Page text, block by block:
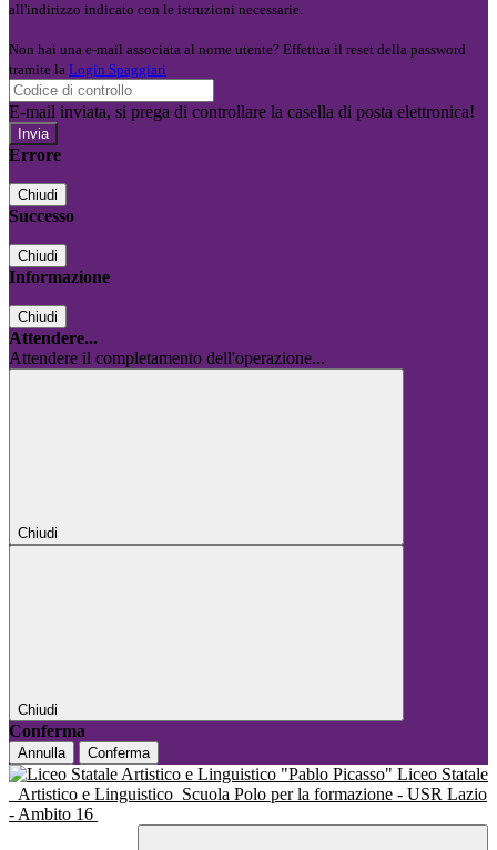
all'indirizzo indicato con le istruzioni necessarie.
Non hai una e-mail associata al nome utente? Effettua il reset della password
tramite la Login Spaggiari
E-mail inviata, si prega di controllare la casella di posta elettronica!
Errore
Chiudi
Successo
Chiudi
Informazione
Chiudi
Attendere...
Attendere il completamento dell'operazione...
Chiudi
Chiudi
Conferma
Annulla Conferma
Liceo Statale
Artistico e Linguistico Scuola Polo per la formazione - USR Lazio
- Ambito 16